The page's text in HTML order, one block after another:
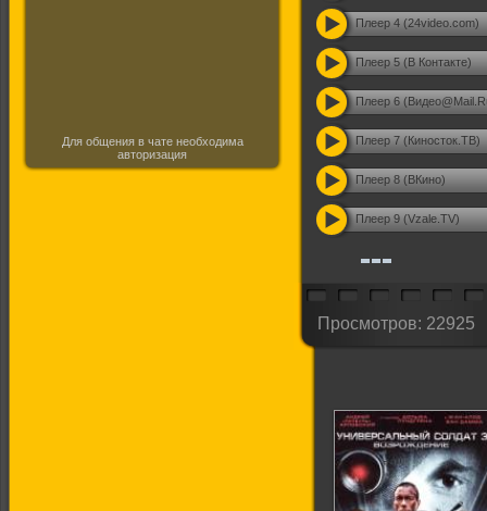
Для общения в чате необходима
авторизация
Плеер 4 (24video.com)
Плеер 5 (В Контакте)
Плеер 6
Плеер 7 (Киносток.ТВ)
Плеер 8 (ВКино)
Плеер 9 (Vzale.TV)
Просмотров: 22925